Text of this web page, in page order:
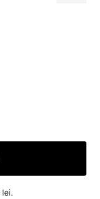
lei.